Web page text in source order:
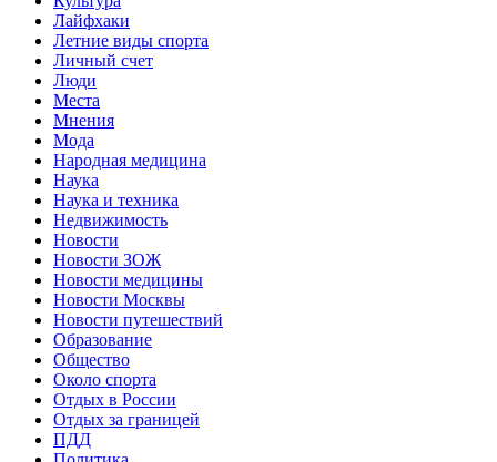
Лайфхаки
Летние виды спорта
Личный счет
Люди
Места
Мнения
Мода
Народная медицина
Наука
Наука и техника
Недвижимость
Новости
Новости ЗОЖ
Новости медицины
Новости Москвы
Новости путешествий
Образование
Общество
Около спорта
Отдых в России
Отдых за границей
ПДД